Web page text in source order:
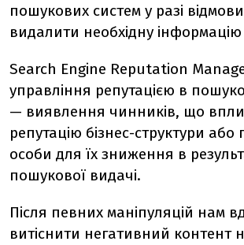
пошукових систем у разі
видалити необхідну інформацію
Search Engine Reputation
управління репутацією в
— виявлення чинників, що
репутацію бізнес-структури або
особи для їх зниження в
пошукової видачі.
Після певних маніпуляцій нам
витіснити негативний контент